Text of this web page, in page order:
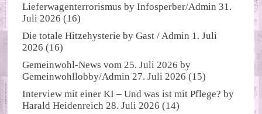
Lieferwagenterrorismus byInfosperber/Admin 31.
Juli 2026 (16)
Die totale Hitzehysterie byGast / Admin 1. Juli
2026 (16)
Gemeinwohl-News vom 25. Juli 2026 by
Gemeinwohllobby/Admin 27. Juli 2026 (15)
Interview mit einer KI – Und was ist mit Pflege? by
Harald Heidenreich 28. Juli 2026 (14)